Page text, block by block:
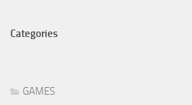
Categories
GAMES